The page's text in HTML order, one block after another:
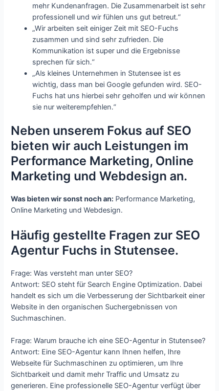
mehr Kundenanfragen. Die Zusammenarbeit ist sehr
professionell und wir fühlen uns gut betreut.“
„Wir arbeiten seit einiger Zeit mit SEO-Fuchs
zusammen und sind sehr zufrieden. Die
Kommunikation ist super und die Ergebnisse
sprechen für sich.“
„Als kleines Unternehmen in Stutensee ist es
wichtig, dass man bei Google gefunden wird. SEO-
Fuchs hat uns hierbei sehr geholfen und wir können
sie nur weiterempfehlen.“
Neben unserem Fokus auf SEO
bieten wir auch Leistungen im
Performance Marketing, Online
Marketing und Webdesign an.
Was bieten wir sonst noch an: Performance Marketing,
Online Marketing und Webdesign.
Häufig gestellte Fragen zur SEO
Agentur Fuchs in Stutensee.
Frage: Was versteht man unter SEO?
Antwort: SEO steht für Search Engine Optimization. Dabei
handelt es sich um die Verbesserung der Sichtbarkeit einer
Website in den organischen Suchergebnissen von
Suchmaschinen.
Frage: Warum brauche ich eine SEO-Agentur in Stutensee?
Antwort: Eine SEO-Agentur kann Ihnen helfen, Ihre
Webseite für Suchmaschinen zu optimieren, um Ihre
Sichtbarkeit und damit mehr Traffic und Umsatz zu
generieren. Eine professionelle SEO-Agentur verfügt über